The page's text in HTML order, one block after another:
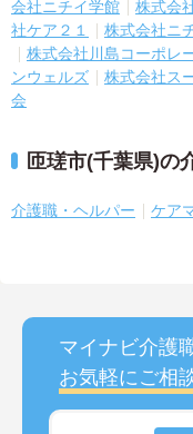
会社ニチイ学館
株式会
社ケア２１
株式会社ニ
株式会社川島コーポレ
ンウェルズ
株式会社ス
会
匝瑳市(千葉県)の
介護職・ヘルパー ケア
マイナビ介護
お気軽にご相